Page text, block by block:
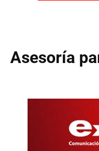
Asesoría